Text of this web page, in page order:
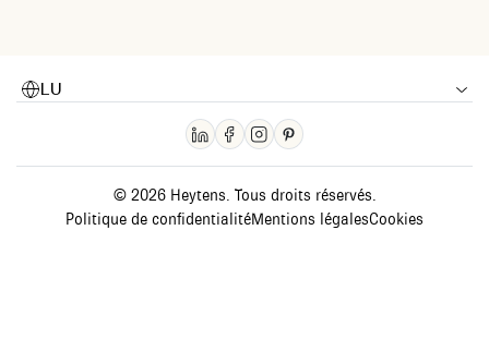
LU
© 2026 Heytens. Tous droits réservés.
Politique de confidentialitéMentions légalesCookies